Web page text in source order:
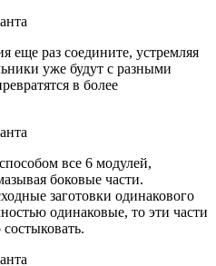
еще раз соедините, устремляя
уже будут с разными
в более
все 6 модулей,
боковые части.
заготовки одинакового
одинаковые, то эти части